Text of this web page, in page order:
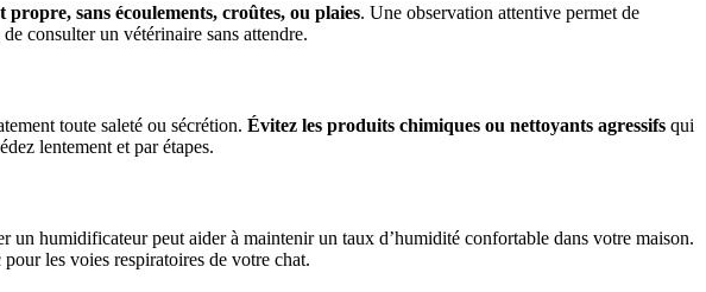
propre, sans écoulements, croûtes, ou plaies. Une observation attentive permet de
consulter un vétérinaire sans attendre.
toute saleté ou sécrétion. Évitez les produits chimiques ou nettoyants agressifs qui
lentement et par étapes.
humidificateur peut aider à maintenir un taux d’humidité confortable dans votre maison.
les voies respiratoires de votre chat.